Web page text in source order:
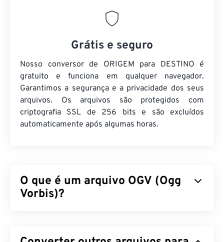
Grátis e seguro
Nosso conversor de ORIGEM para DESTINO é
gratuito e funciona em qualquer navegador.
Garantimos a segurança e a privacidade dos seus
arquivos. Os arquivos são protegidos com
criptografia SSL de 256 bits e são excluídos
automaticamente após algumas horas.
O que é um arquivo OGV (Ogg
Vorbis)?